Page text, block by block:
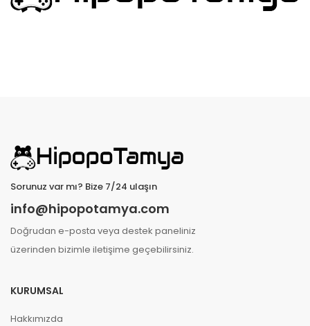
Sorunuz var mı? Bize 7/24 ulaşın
info@hipopotamya.com
Doğrudan e-posta veya destek paneliniz
üzerinden bizimle iletişime geçebilirsiniz.
KURUMSAL
Hakkımızda